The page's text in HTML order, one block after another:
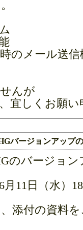
メール送信
んが
宜しくお願
バージョンアップ
のバージョ
11日（水）
添付の資料